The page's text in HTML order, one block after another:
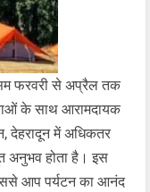
फरवरी से अप्रैल तक
के साथ आरामदायक
देहरादून में अधिकतर
अनुभव होता है। इस
आप पर्यटन का आनंद